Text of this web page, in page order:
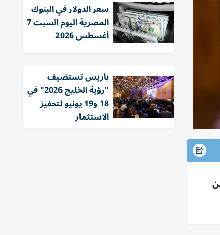
سعر الدولار في البنوك
المصرية اليوم السبت 7
أغسطس 2026
باريس تستضيف
"رؤية الخليج 2026" في
18 و19 يونيو لتحفيز
الاستثمار